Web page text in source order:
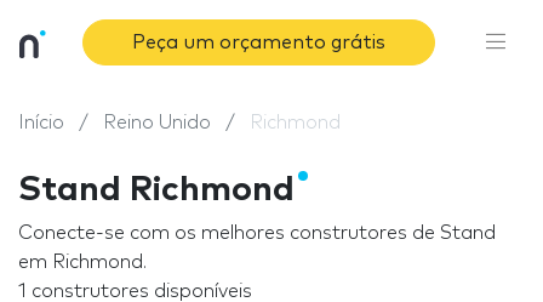
Peça um orçamento grátis
Início Reino Unido Richmond
Stand Richmond
Conecte-se com os melhores construtores de Stand
em Richmond.
1 construtores disponíveis